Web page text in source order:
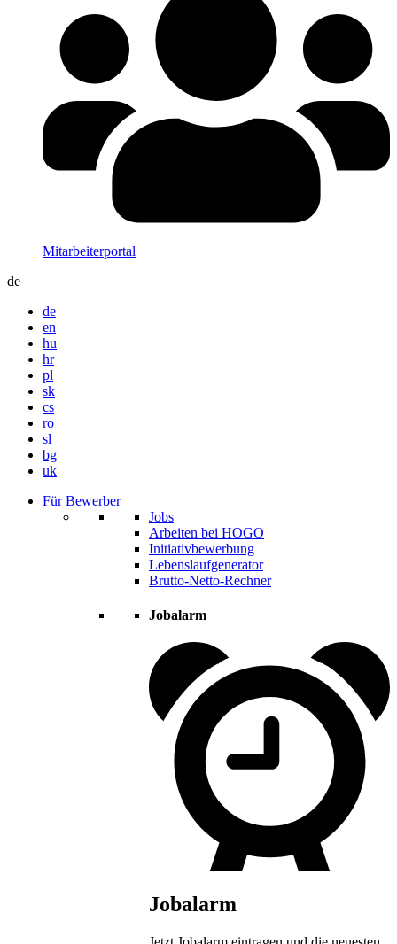
Mitarbeiterportal
de
de
en
hu
hr
pl
sk
cs
ro
sl
bg
uk
Für Bewerber
Jobs
Arbeiten bei HOGO
Initiativbewerbung
Lebenslaufgenerator
Brutto-Netto-Rechner
Jobalarm
Jobalarm